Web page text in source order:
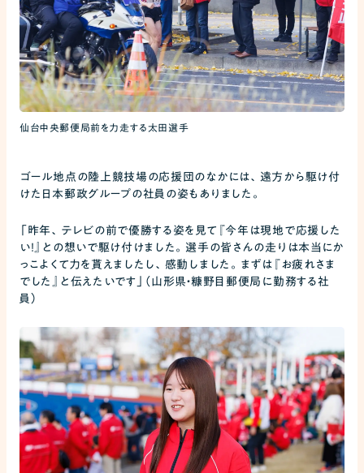
仙台中央郵便局前を力走する太田選手
ゴール地点の陸上競技場の応援団のなかには、遠方から駆け付
けた日本郵政グループの社員の姿もありました。
「昨年、テレビの前で優勝する姿を見て『今年は現地で応援した
い！』との想いで駆け付けました。選手の皆さんの走りは本当にか
っこよくて力を貰えましたし、感動しました。まずは『お疲れさま
でした』と伝えたいです」（山形県・糠野目郵便局に勤務する社
員）